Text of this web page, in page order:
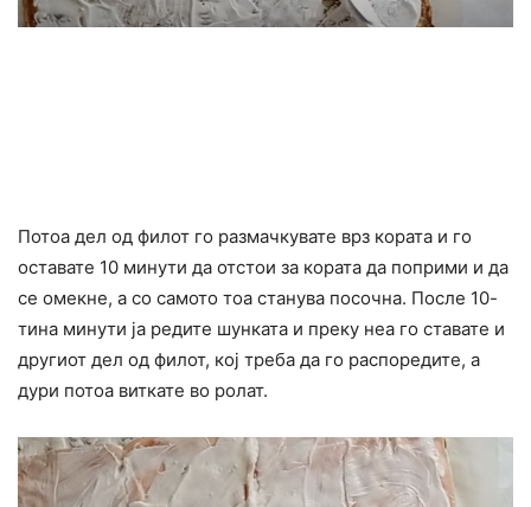
Потоа дел од филот го размачкувате врз кората и го
оставате 10 минути да отстои за кората да поприми и да
се омекне, а со самото тоа станува посочна. После 10-
тина минути ја редите шунката и преку неа го ставате и
другиот дел од филот, кој треба да го распоредите, а
дури потоа виткате во ролат.